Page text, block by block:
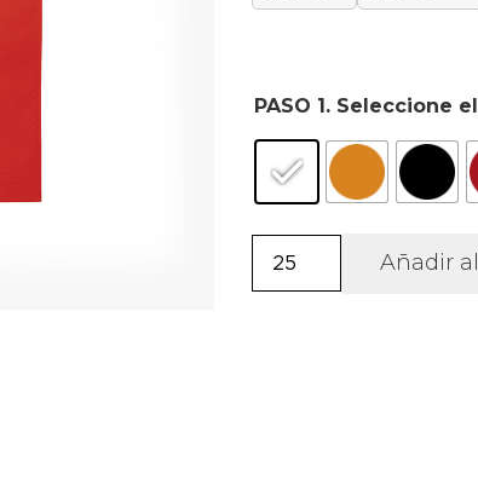
PASO 1. Seleccione
Bolsa
non-
Añadir